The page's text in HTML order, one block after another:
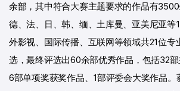
余部，其中符合大赛主题要求的作品有3500
德、法、日、韩、缅、土库曼、亚美尼亚等
外影视、国际传播、互联网等领域共21位专
选，最终评选出60余部优秀作品，包括32部
6部单项奖获奖作品、1部评委会大奖作品。